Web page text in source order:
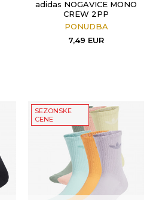
adidas NOGAVICE MONO
CREW 2PP
PONUDBA
7,49 EUR
SEZONSKE
CENE